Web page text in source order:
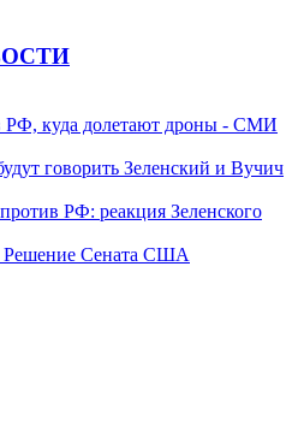
РФ, куда долетают дроны - СМИ
говорить Зеленский и Вучич
РФ: реакция Зеленского
Решение Сената США